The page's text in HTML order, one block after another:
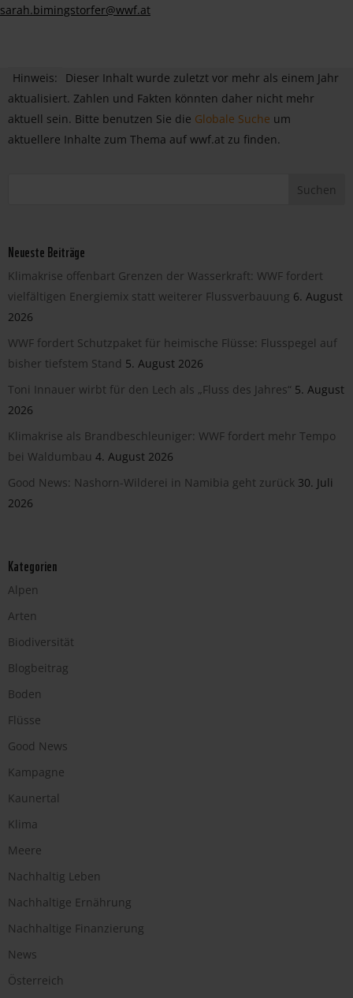
sarah.bimingstorfer@wwf.at
Hinweis:
Dieser Inhalt wurde zuletzt vor mehr als einem Jahr
aktualisiert. Zahlen und Fakten könnten daher nicht mehr
aktuell sein. Bitte benutzen Sie die Globale Suche um
aktuellere Inhalte zum Thema auf wwf.at zu finden.
Neueste Beiträge
Klimakrise offenbart Grenzen der Wasserkraft: WWF fordert
vielfältigen Energiemix statt weiterer Flussverbauung 6. August
2026
WWF fordert Schutzpaket für heimische Flüsse: Flusspegel auf
bisher tiefstem Stand 5. August 2026
Toni Innauer wirbt für den Lech als „Fluss des Jahres“ 5. August
2026
Klimakrise als Brandbeschleuniger: WWF fordert mehr Tempo
bei Waldumbau 4. August 2026
Good News: Nashorn-Wilderei in Namibia geht zurück 30. Juli
2026
Kategorien
Alpen
Arten
Biodiversität
Blogbeitrag
Boden
Flüsse
Good News
Kampagne
Kaunertal
Klima
Meere
Nachhaltig Leben
Nachhaltige Ernährung
Nachhaltige Finanzierung
News
Österreich